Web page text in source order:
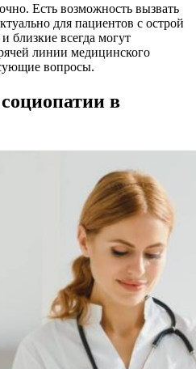
Есть возможность вызвать
для пациентов с острой
близкие всегда могут
линии медицинского
вопросы.
в